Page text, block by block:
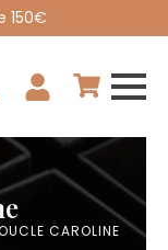
150€
CAROLINE